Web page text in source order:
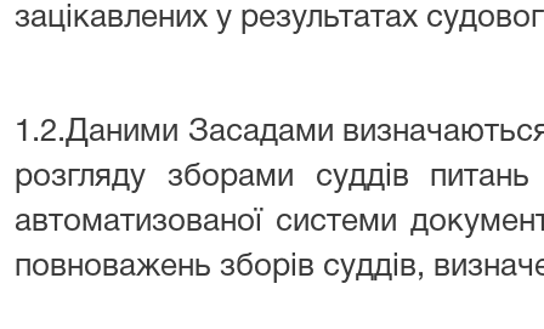
зацікавлених у результатах
1.2.Даними Засадами
розгляду зборами суддів
автоматизованої системи
повноважень зборів суддів,